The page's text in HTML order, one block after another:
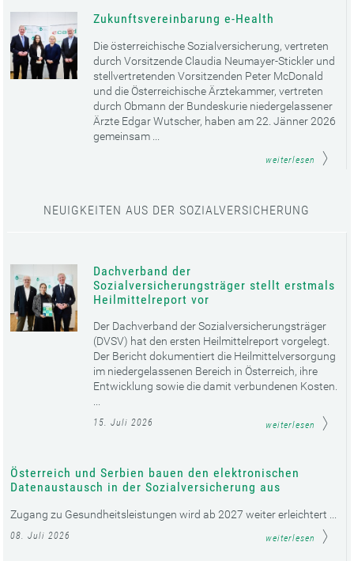
Zukunftsvereinbarung e-Health
Die österreichische Sozialversicherung, vertreten
durch Vorsitzende Claudia Neumayer-Stickler und
stellvertretenden Vorsitzenden Peter McDonald
und die Österreichische Ärztekammer, vertreten
durch Obmann der Bundeskurie niedergelassener
Ärzte Edgar Wutscher, haben am 22. Jänner 2026
gemeinsam ...
weiterlesen
NEUIGKEITEN AUS DER SOZIALVERSICHERUNG
Dachverband der
Sozialversicherungsträger stellt erstmals
Heilmittelreport vor
Der Dachverband der Sozialversicherungsträger
(DVSV) hat den ersten Heilmittelreport vorgelegt.
Der Bericht dokumentiert die Heilmittelversorgung
im niedergelassenen Bereich in Österreich, ihre
Entwicklung sowie die damit verbundenen Kosten.
15. Juli 2026 weiterlesen
Österreich und Serbien bauen den elektronischen
Datenaustausch in der Sozialversicherung aus
Zugang zu Gesundheitsleistungen wird ab 2027 weiter erleichtert ...
08. Juli 2026 weiterlesen